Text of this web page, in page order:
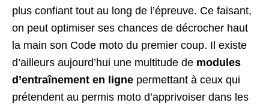
plus confiant tout au long de l’épreuve. Ce faisant,
on peut optimiser ses chances de décrocher haut
la main son Code moto du premier coup. Il existe
d’ailleurs aujourd’hui une multitude de modules
d’entraînement en ligne permettant à ceux qui
prétendent au permis moto d’apprivoiser dans les